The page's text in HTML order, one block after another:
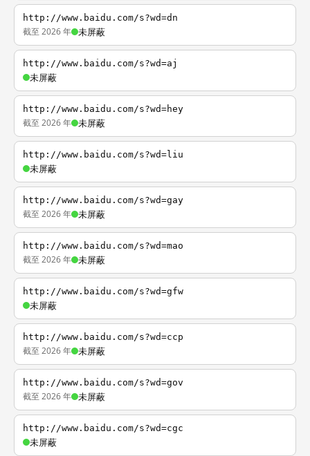
http://www.baidu.com/s?wd=dn
截至 2026 年 未屏蔽
http://www.baidu.com/s?wd=aj
未屏蔽
http://www.baidu.com/s?wd=hey
截至 2026 年 未屏蔽
http://www.baidu.com/s?wd=liu
未屏蔽
http://www.baidu.com/s?wd=gay
截至 2026 年 未屏蔽
http://www.baidu.com/s?wd=mao
截至 2026 年 未屏蔽
http://www.baidu.com/s?wd=gfw
未屏蔽
http://www.baidu.com/s?wd=ccp
截至 2026 年 未屏蔽
http://www.baidu.com/s?wd=gov
截至 2026 年 未屏蔽
http://www.baidu.com/s?wd=cgc
未屏蔽